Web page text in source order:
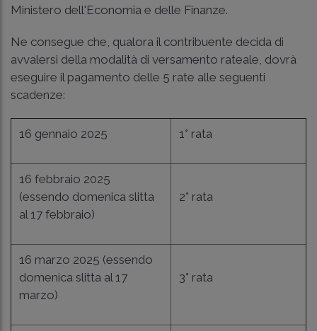
Ministero dell'Economia e delle Finanze.
Ne consegue che, qualora il contribuente decida di
avvalersi della modalità di versamento rateale, dovrà
eseguire il pagamento delle 5 rate alle seguenti
scadenze:
16 gennaio 2025 1° rata
16 febbraio 2025
(essendo domenica slitta
al 17 febbraio)
2° rata
16 marzo 2025 (essendo
domenica slitta al 17
marzo)
3° rata